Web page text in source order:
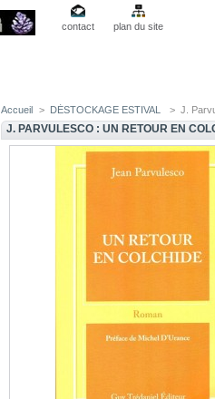
contact plan du site
Accueil > DÉSTOCKAGE ESTIVAL > J.
J. PARVULESCO : UN RETOUR EN